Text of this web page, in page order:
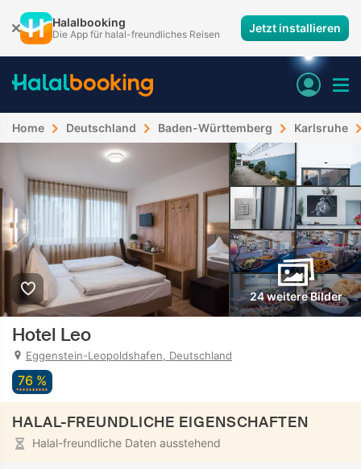
Halalbooking
Die App für halal-freundliches Reisen Jetzt installieren
Home Deutschland Baden-Württemberg Karlsruhe
24 weitere Bilder
Hotel Leo
Eggenstein-Leopoldshafen, Deutschland
76 %
HALAL-FREUNDLICHE EIGENSCHAFTEN
Halal-freundliche Daten ausstehend